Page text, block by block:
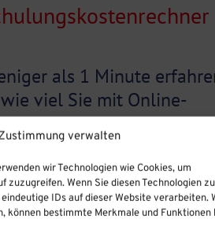
verwalten
wir Technologien wie Cookies, um
Wenn Sie diesen Technologien
IDs auf dieser Website verarbeiten.
können bestimmte Merkmale und
als 1 Minute
wie viel Sie mit Online-
sparen
schnell und
Jetzt berechnen